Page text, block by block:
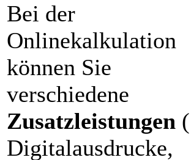
Bei der
Onlinekalkulation
können Sie
verschiedene
Zusatzleistungen (
Digitalausdrucke,